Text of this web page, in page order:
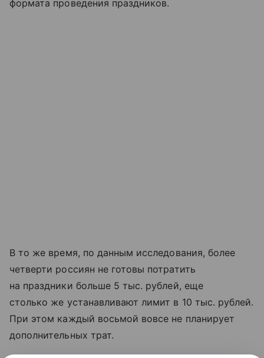
формата проведения праздников.
В то же время, по данным исследования, более
четверти россиян не готовы потратить
на праздники больше 5 тыс. рублей, еще
столько же устанавливают лимит в 10 тыс. рублей.
При этом каждый восьмой вовсе не планирует
дополнительных трат.